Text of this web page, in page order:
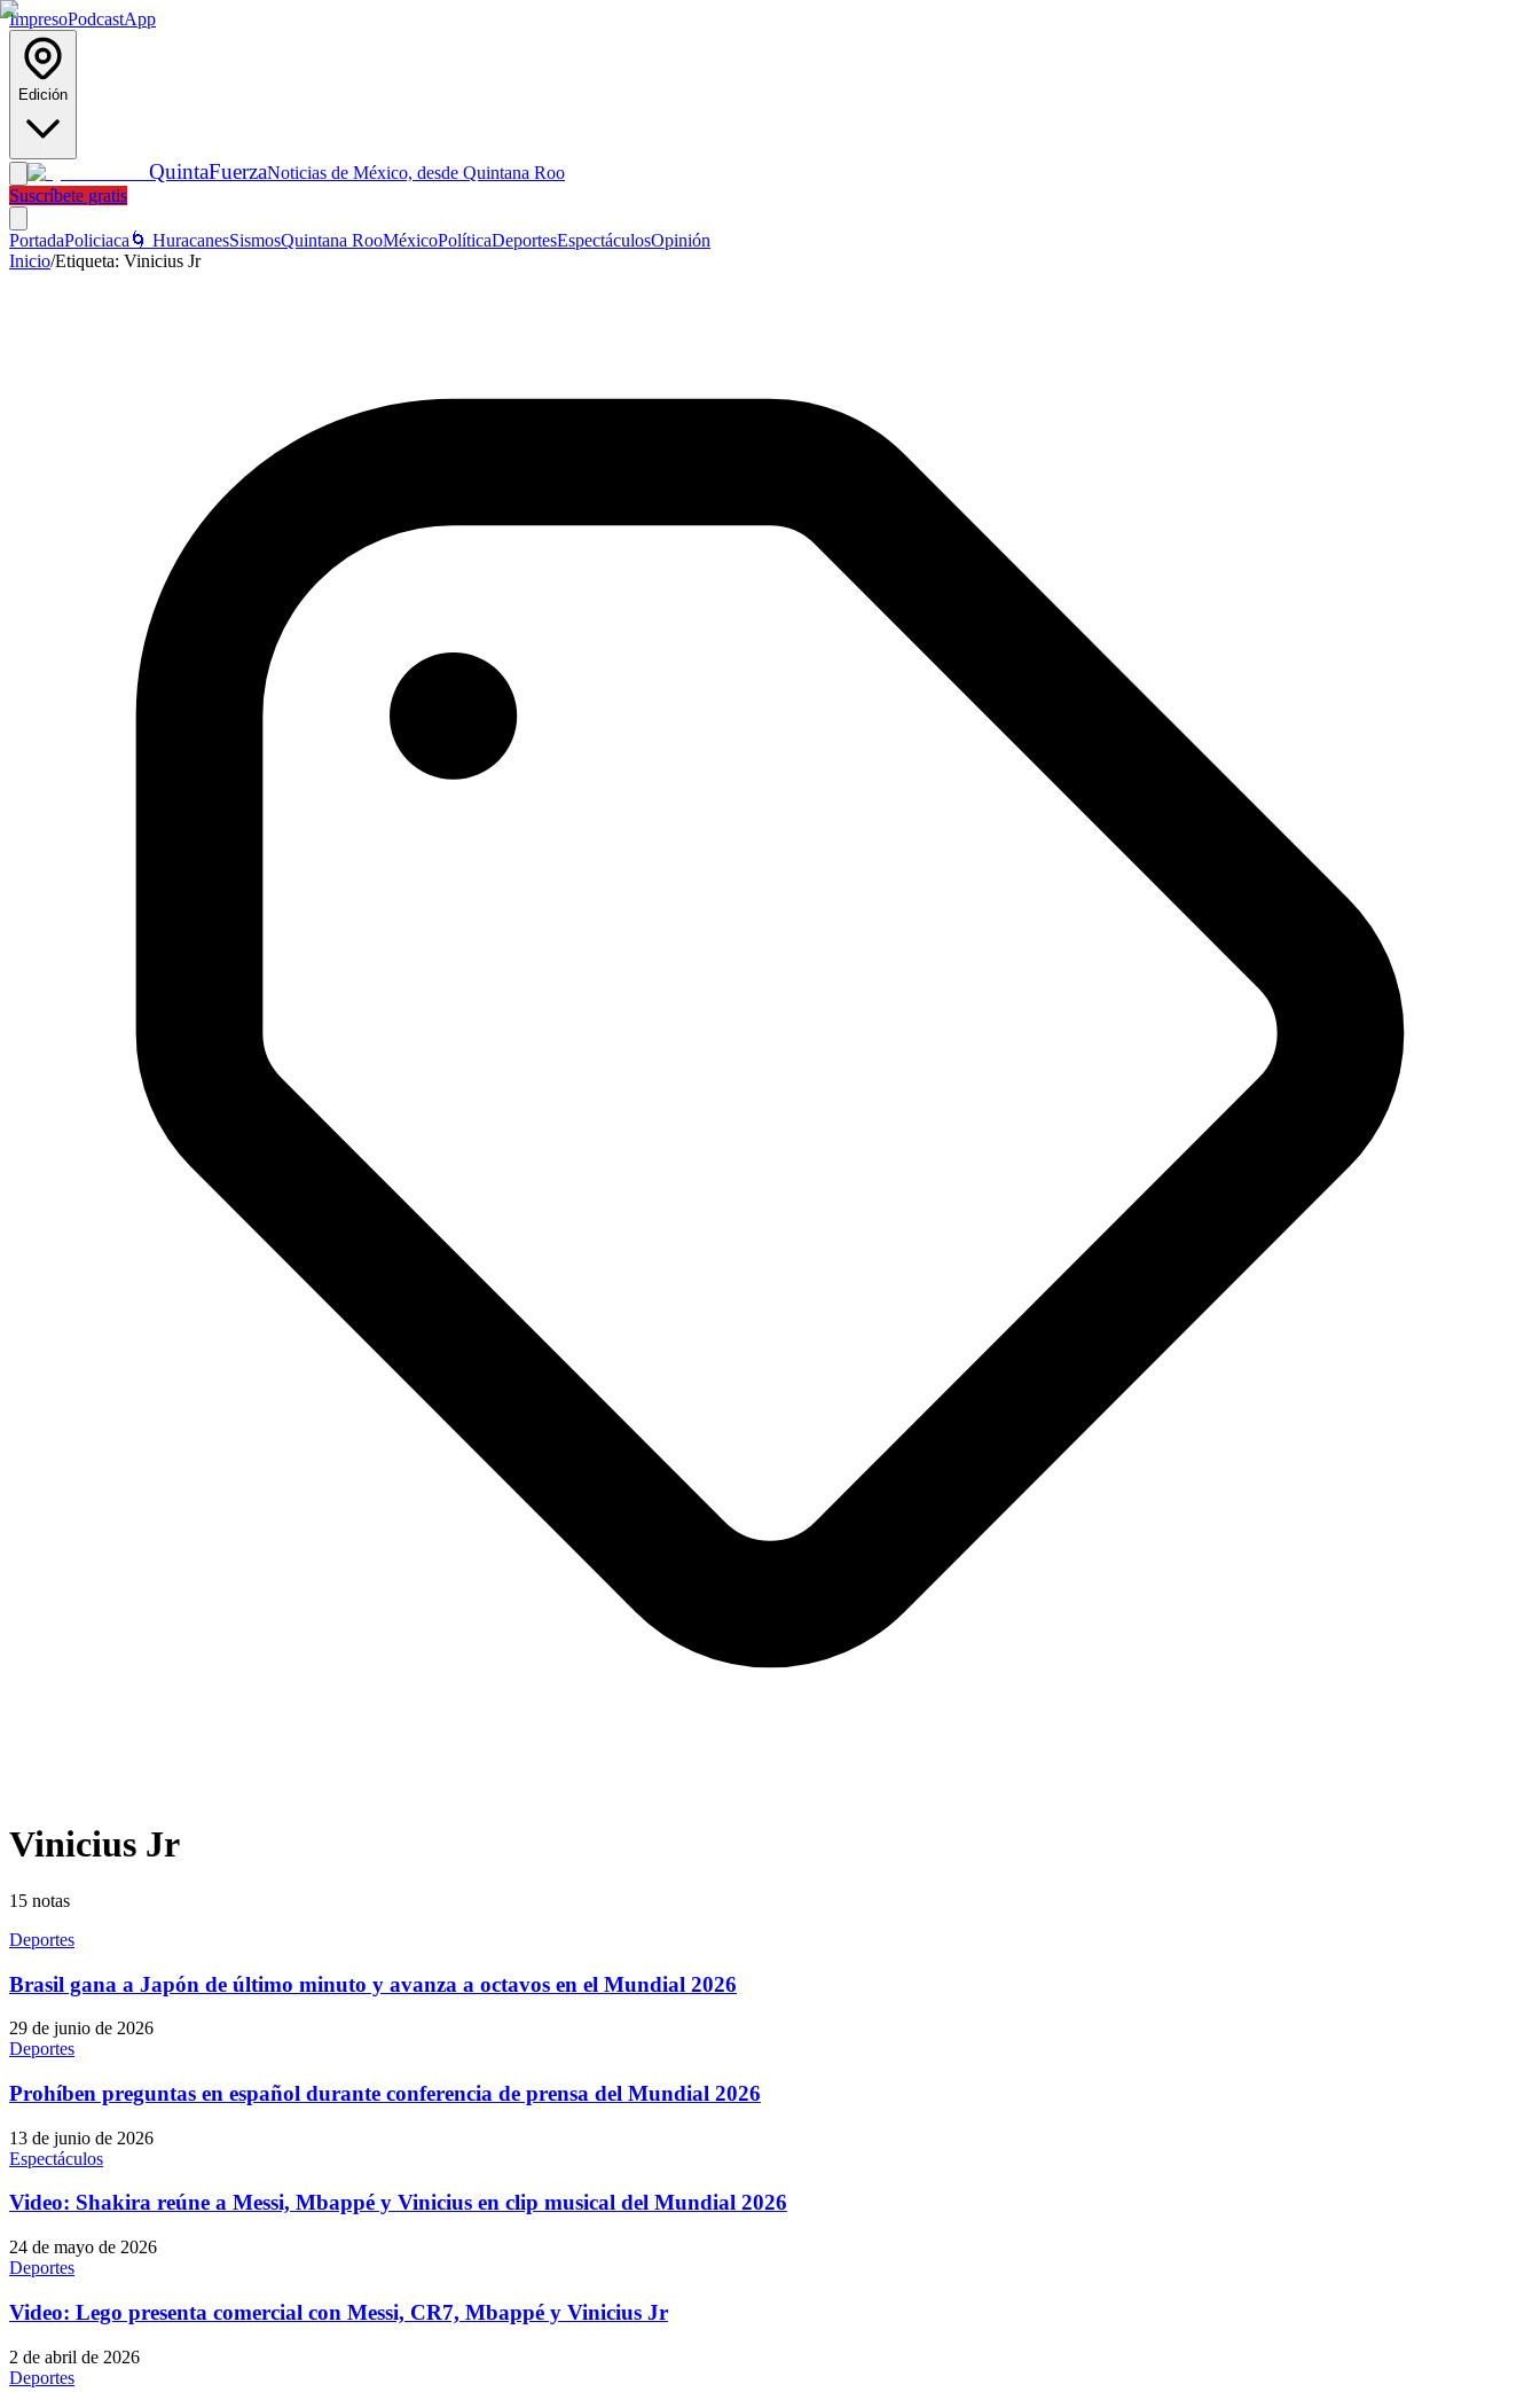
ImpresoPodcastApp
Edición
QuintaFuerzaNoticias de México, desde Quintana Roo
Suscríbete gratis
PortadaPoliciaca 🌀 HuracanesSismosQuintana RooMéxicoPolíticaDeportesEspectáculosOpinión
Inicio/Etiqueta: Vinicius Jr
Vinicius Jr
15 notas
Deportes
Brasil gana a Japón de último minuto y avanza a octavos en el Mundial 2026
29 de junio de 2026
Deportes
Prohíben preguntas en español durante conferencia de prensa del Mundial 2026
13 de junio de 2026
Espectáculos
Video: Shakira reúne a Messi, Mbappé y Vinicius en clip musical del Mundial 2026
24 de mayo de 2026
Deportes
Video: Lego presenta comercial con Messi, CR7, Mbappé y Vinicius Jr
2 de abril de 2026
Deportes